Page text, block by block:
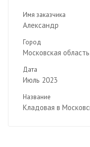
Имя заказчика
Александр
Город
Московская
Дата
Июль 2023
Название
Кладовая в